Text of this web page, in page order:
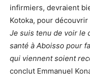
infirmiers, devraient
Kotoka, pour
Je suis tenu de voir le
santé à Aboisso pour
qui viennent soient
conclut Emmanuel